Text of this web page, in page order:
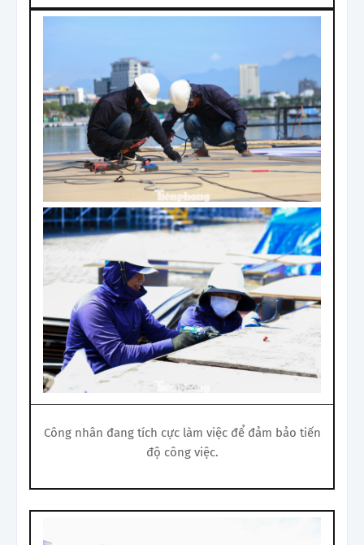
Công nhân đang tích cực làm việc để đảm bảo tiến
độ công việc.